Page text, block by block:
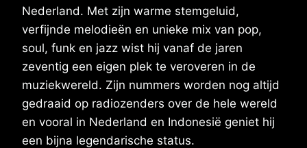
Nederland. Met zijn warme stemgeluid,
verfijnde melodieën en unieke mix van pop,
soul, funk en jazz wist hij vanaf de jaren
zeventig een eigen plek te veroveren in de
muziekwereld. Zijn nummers worden nog altijd
gedraaid op radiozenders over de hele wereld
en vooral in Nederland en Indonesië geniet hij
een bijna legendarische status.